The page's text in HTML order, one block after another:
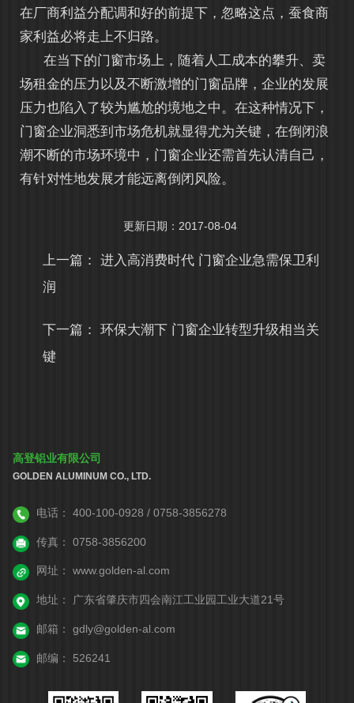
在厂商利益分配调和好的前提下，忽略这点，蚕食商
家利益必将走上不归路。
在当下的门窗市场上，随着人工成本的攀升、卖
场租金的压力以及不断激增的门窗品牌，企业的发展
压力也陷入了较为尴尬的境地之中。在这种情况下，
门窗企业洞悉到市场危机就显得尤为关键，在倒闭浪
潮不断的市场环境中，门窗企业还需首先认清自己，
有针对性地发展才能远离倒闭风险。
更新日期：2017-08-04
上一篇：进入高消费时代 门窗企业急需保卫利
润
下一篇：环保大潮下 门窗企业转型升级相当关
键
高登铝业有限公司
GOLDEN ALUMINUM CO., LTD.
电话： 400-100-0928 / 0758-3856278
传真： 0758-3856200
网址： www.golden-al.com
地址： 广东省肇庆市四会南江工业园工业大道21号
邮箱： gdly@golden-al.com
邮编： 526241